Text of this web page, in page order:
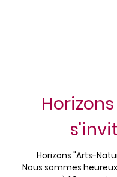
Horizons "Arts-
Nous sommes